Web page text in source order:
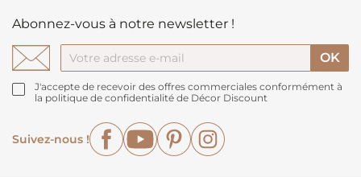
Abonnez-vous à notre newsletter !
J'accepte de recevoir des offres commerciales conformément à
la politique de confidentialité de Décor Discount
Suivez-nous !
FacebookYouTubePinterest